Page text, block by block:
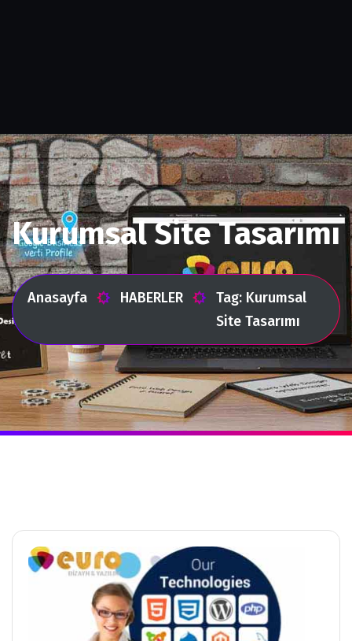
Kurumsal Site Tasarımı
Anasayfa HABERLER
Tag: Kurumsal
Site Tasarımı